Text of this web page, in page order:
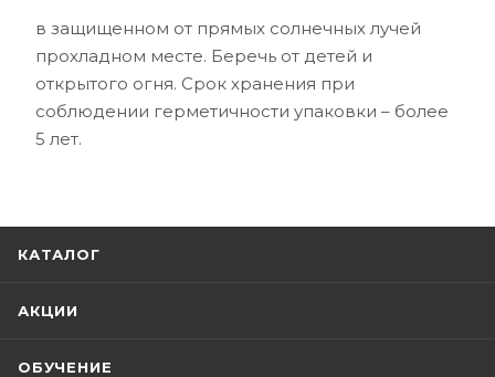
в защищенном от прямых солнечных лучей
прохладном месте. Беречь от детей и
открытого огня. Срок хранения при
соблюдении герметичности упаковки – более
5 лет.
КАТАЛОГ
АКЦИИ
ОБУЧЕНИЕ